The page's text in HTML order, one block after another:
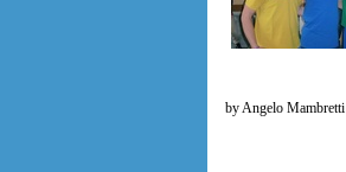
by Angelo Mambretti